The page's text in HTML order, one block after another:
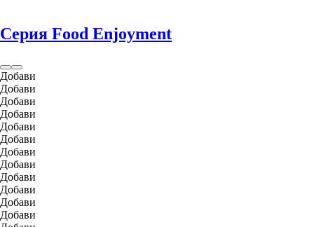
Серия Food Enjoyment
Добави
Добави
Добави
Добави
Добави
Добави
Добави
Добави
Добави
Добави
Добави
Добави